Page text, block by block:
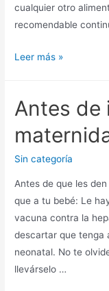
cualquier otro
recomendable
Leer más »
Antes de
Sin categoría
Antes de que les
que a tu bebé: Le
vacuna contra la
descartar que tenga
neonatal. No te
llevárselo …